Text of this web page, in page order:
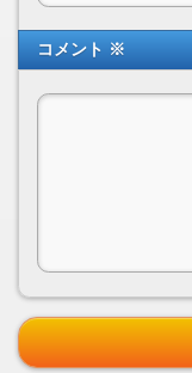
コメント ※